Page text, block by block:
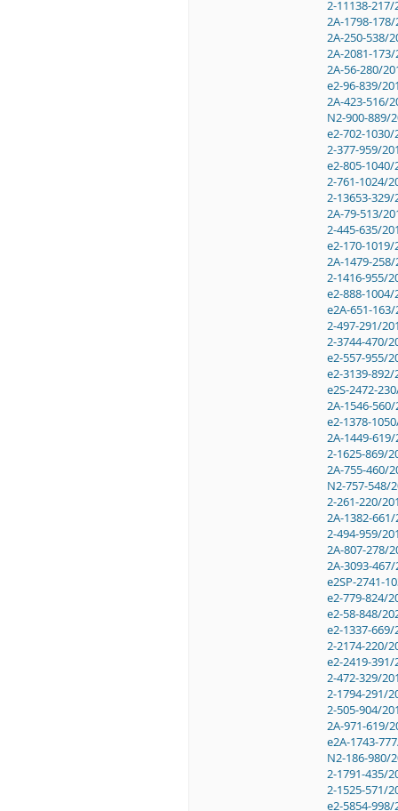
2-11138-217/
2A-1798-
2A-250-538/
2A-2081-
2A-56-280/
e2-96-839/
2A-423-516/
N2-900-889/
e2-702-1030/
2-377-959/
e2-805-1040/
2-761-1024/
2-13653-329/
2A-79-513/
2-445-635/
e2-170-1019/
2A-1479-
2-1416-955/
e2-888-1004/
e2A-651-
2-497-291/
2-3744-470/
e2-557-955/
e2-3139-892/
e2S-2472-
2A-1546-
e2-1378-
2A-1449-
2-1625-869/
2A-755-460/
N2-757-548/
2-261-220/
2A-1382-
2-494-959/
2A-807-278/
2A-3093-
e2SP-2741-
e2-779-824/
e2-58-848/
e2-1337-669/
2-2174-220/
e2-2419-391/
2-472-329/
2-1794-291/
2-505-904/
2A-971-619/
e2A-1743-
N2-186-980/
2-1791-435/
2-1525-571/
e2-5854-998/